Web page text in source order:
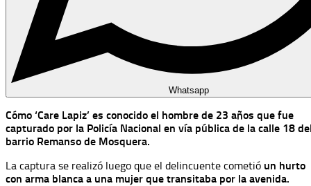
Whatsapp
Cómo ‘Care Lapiz’ es conocido el hombre de 23 años que fue
capturado por la Policía Nacional en vía pública de la calle 18
barrio Remanso de Mosquera.
La captura se realizó luego que el delincuente cometió un hurto
con arma blanca a una mujer que transitaba por la avenida.